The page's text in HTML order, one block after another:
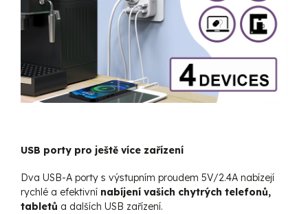
USB porty pro ještě více zařízení
Dva USB-A porty s výstupním proudem 5V/2.4A nabízejí
rychlé a efektivní nabíjení vašich chytrých telefonů,
tabletů a dalších USB zařízení.